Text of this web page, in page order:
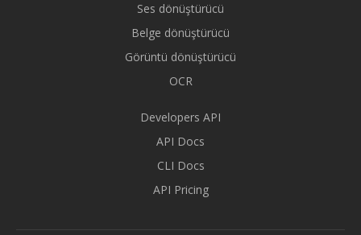
Ses dönüştürücü
Belge dönüştürücü
Görüntü dönüştürücü
OCR
Developers API
API Docs
CLI Docs
API Pricing